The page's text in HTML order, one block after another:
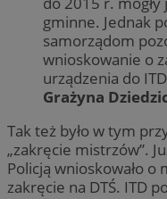
gminne. Jednak
samorządom
wnioskowanie o
urządzenia do
Grażyna
Tak też było w tym
„zakręcie mistrzów”.
Policją wnioskowało
zakręcie na DTŚ. ITD